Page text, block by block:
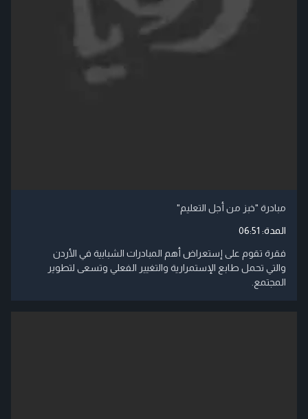
مبادرة "خبز من أجل التعليم"
المدة: 06:51
فقرة تقوم على إستعراض أهم المبادرات الشبابية في الأردن
والتي تحمل طابع الإستمرارية والتغيير الفعلي وتسعى لتطوير
المجتمع.